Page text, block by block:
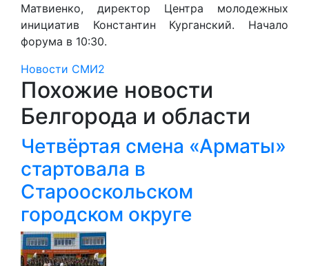
Матвиенко, директор Центра молодежных
инициатив Константин Курганский. Начало
форума в 10:30.
Новости СМИ2
Похожие новости
Белгорода и области
Четвёртая смена «Арматы»
стартовала в
Старооскольском
городском округе